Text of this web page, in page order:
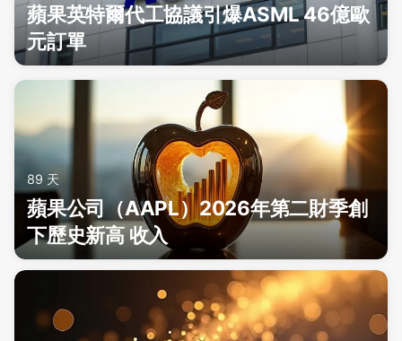
蘋果英特爾代工協議引爆ASML 46億歐
元訂單
89 天
蘋果公司（AAPL）2026年第二財季創
下歷史新高 收入